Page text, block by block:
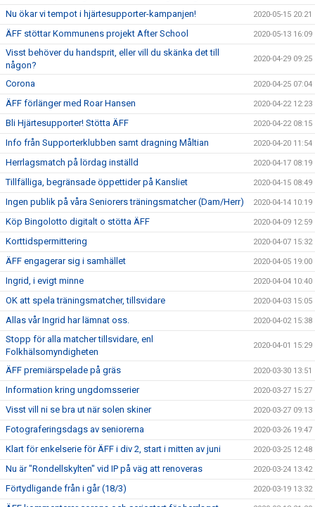
Nu ökar vi tempot i hjärtesupporter-kampanjen! 2020-05-15 20:21
ÄFF stöttar Kommunens projekt After School 2020-05-13 16:09
Visst behöver du handsprit, eller vill du skänka det till
någon?
2020-04-29 09:25
Corona 2020-04-25 07:04
ÄFF förlänger med Roar Hansen 2020-04-22 12:23
Bli Hjärtesupporter! Stötta ÄFF 2020-04-22 08:15
Info från Supporterklubben samt dragning Måltian 2020-04-20 11:54
Herrlagsmatch på lördag inställd 2020-04-17 08:19
Tillfälliga, begränsade öppettider på Kansliet 2020-04-15 08:49
Ingen publik på våra Seniorers träningsmatcher (Dam/Herr) 2020-04-14 10:19
Köp Bingolotto digitalt o stötta ÄFF 2020-04-09 12:59
Korttidspermittering 2020-04-07 15:32
ÄFF engagerar sig i samhället 2020-04-05 19:00
Ingrid, i evigt minne 2020-04-04 10:40
OK att spela träningsmatcher, tillsvidare 2020-04-03 15:05
Allas vår Ingrid har lämnat oss. 2020-04-02 15:38
Stopp för alla matcher tillsvidare, enl
Folkhälsomyndigheten
2020-04-01 15:29
ÄFF premiärspelade på gräs 2020-03-30 13:51
Information kring ungdomsserier 2020-03-27 15:27
Visst vill ni se bra ut när solen skiner 2020-03-27 09:13
Fotograferingsdags av seniorerna 2020-03-26 19:47
Klart för enkelserie för ÄFF i div 2, start i mitten av juni 2020-03-25 12:48
Nu är "Rondellskylten" vid IP på väg att renoveras 2020-03-24 13:42
Förtydligande från i går (18/3) 2020-03-19 13:32